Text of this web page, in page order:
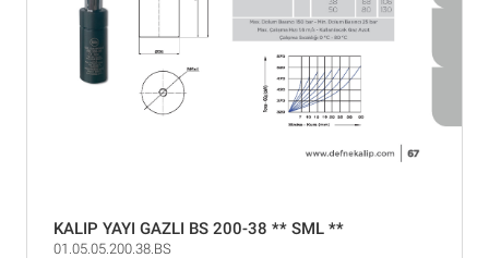
KALIP YAYI GAZLI BS 200-38 ** SML **
01.05.05.200.38.BS